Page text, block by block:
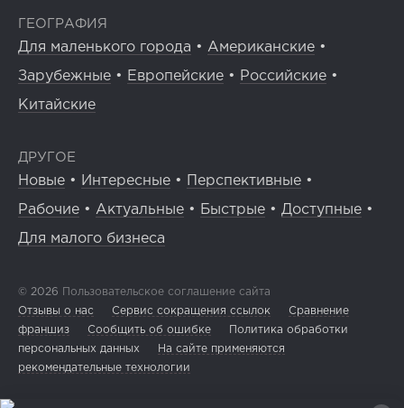
ГЕОГРАФИЯ
Для маленького города • Американские •
Зарубежные • Европейские • Российские •
Китайские
ДРУГОЕ
Новые • Интересные • Перспективные •
Рабочие • Актуальные • Быстрые • Доступные •
Для малого бизнеса
© 2026 Пользовательское соглашение сайта
Отзывы о нас
Сервис сокращения ссылок
Сравнение
франшиз
Сообщить об ошибке
Политика обработки
персональных данных
На сайте применяются
рекомендательные технологии